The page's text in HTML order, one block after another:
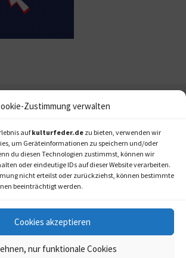
Zustimmung verwalten
aufkulturfeder.de zu bieten, verwenden wir
um Geräteinformationen zu speichern und/oder
du diesen Technologien zustimmst, können wir
oder eindeutige IDs auf dieser Website verarbeiten.
nicht erteilst oder zurückziehst, können bestimmte
beeinträchtigt werden.
Cookies akzeptieren
nur funktionale Cookies